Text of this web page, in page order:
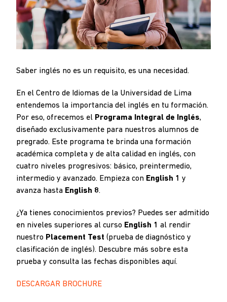
Saber inglés no es un requisito, es una necesidad.
En el Centro de Idiomas de la Universidad de Lima
entendemos la importancia del inglés en tu formación.
Por eso, ofrecemos el Programa Integral de Inglés,
diseñado exclusivamente para nuestros alumnos de
pregrado. Este programa te brinda una formación
académica completa y de alta calidad en inglés, con
cuatro niveles progresivos: básico, preintermedio,
intermedio y avanzado. Empieza con English 1 y
avanza hasta English 8.
¿Ya tienes conocimientos previos? Puedes ser admitido
en niveles superiores al curso English 1 al rendir
nuestro Placement Test (prueba de diagnóstico y
clasificación de inglés). Descubre más sobre esta
prueba y consulta las fechas disponibles aquí.
DESCARGAR BROCHURE